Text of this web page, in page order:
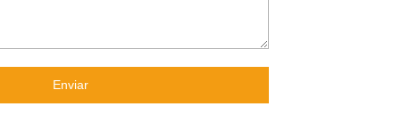
Enviar